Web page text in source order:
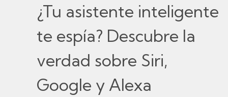
¿Tu asistente inteligente
te espía? Descubre la
verdad sobre Siri,
Google y Alexa